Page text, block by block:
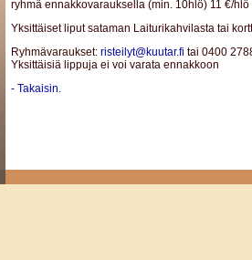
ryhmä ennakkovarauksella (min. 10hlö) 11 €/hlö
Yksittäiset liput sataman Laiturikahvilasta tai
Ryhmävaraukset: risteilyt@kuutar.fi tai 0400
Yksittäisiä lippuja ei voi varata ennakkoon
- Takaisin.